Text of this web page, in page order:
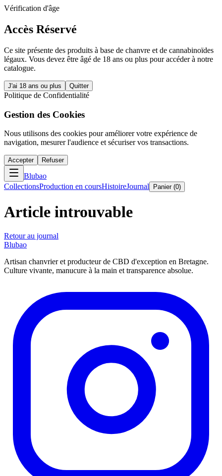
Vérification d'âge
Accès Réservé
Ce site présente des produits à base de chanvre et de cannabinoïdes
légaux. Vous devez être âgé de 18 ans ou plus pour accéder à notre
catalogue.
J'ai 18 ans ou plus Quitter
Politique de Confidentialité
Gestion des Cookies
Nous utilisons des cookies pour améliorer votre expérience de
navigation, mesurer l'audience et sécuriser vos transactions.
Accepter Refuser
Blubao
CollectionsProduction en coursHistoireJournal Panier (0)
Article introuvable
Retour au journal
Blubao
Artisan chanvrier et producteur de CBD d'exception en Bretagne.
Culture vivante, manucure à la main et transparence absolue.